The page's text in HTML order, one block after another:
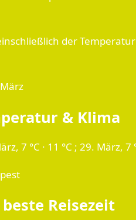
der
& Klima
°C · 11 °C ; 29. März, 7
Reisezeit